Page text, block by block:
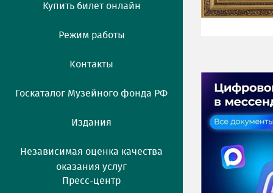
Купить билет онлайн
Режим работы
Контакты
Госкаталог Музейного фонда РФ
Издания
Независимая оценка качества
оказания услуг
Пресс-центр